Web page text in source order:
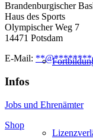
Brandenburgischer
Haus des Sports
Olympischer Weg 7
14471 Potsdam
E-Mail: **@********
Infos
Jobs und Ehrenämter
Shop